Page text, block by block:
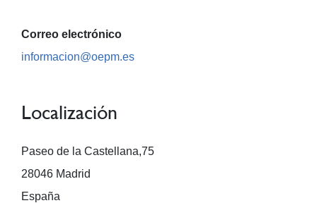
Correo electrónico
informacion@oepm.es
Localización
Paseo de la Castellana,75
28046 Madrid
España